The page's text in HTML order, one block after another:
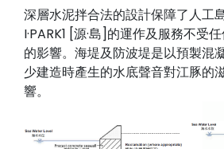
深層水泥拌合法的設計保障了人工
I·PARK1 [源·島]的運作及服務不受
的影響。海堤及防波堤是以預製混
少建造時產生的水底聲音對江豚的
響。